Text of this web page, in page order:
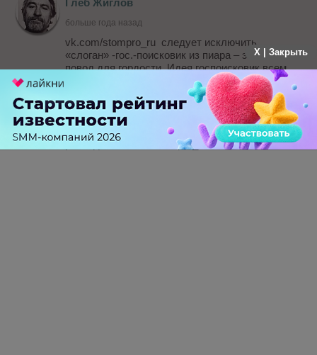
Глеб Жиглов
больше года назад
vk.com/stompro_ru следует исключить
«слоган» -гос.-поисковик из пиара – это не
повод для гордости. Идея госпоисковик всем
понятна и гос. база исчерпана для развития в
коммерческом направлении. Есть концепции
развития с прогрессирующей
коммерциализацией ; и Решение лежит на
поверхности не требующее дополнительных
расходов. vk.com/stompro_ru
X | Закрыть